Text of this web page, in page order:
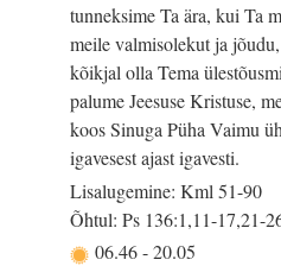
tunneksime Ta ära, kui Ta
meile valmisolekut ja
kõikjal olla Tema
palume Jeesuse Kristuse,
koos Sinuga Püha Vaimu
igavesest ajast igavesti.
Lisalugemine: Kml 51-90
Õhtul: Ps 136:1,11-17,21-
06.46-20.05